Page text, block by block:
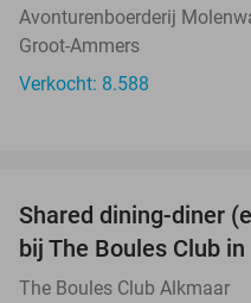
Avonturenboerderij
Groot-Ammers
Verkocht: 8.588
Shared dining-diner
bij The Boules Club
The Boules Club Alkmaar